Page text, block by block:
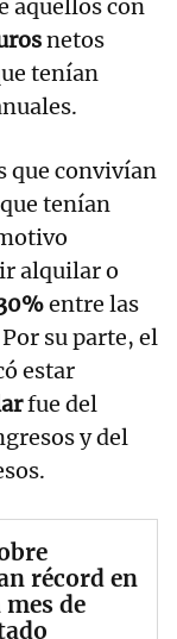
aquellos con
netos
tenían
que convivían
tenían
alquilar o
entre las
su parte, el
estar
fue del
y del
récord en
de